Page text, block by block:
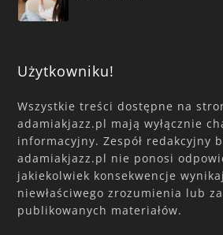
Użytkowniku!
Wszystkie treści dostępne na
adamiakjazz.pl mają wyłącznie
informacyjny. Zespół redakcyjny
adamiakjazz.pl nie ponosi
jakiekolwiek konsekwencje
niewłaściwego zrozumienia lub
publikowanych materiałów.